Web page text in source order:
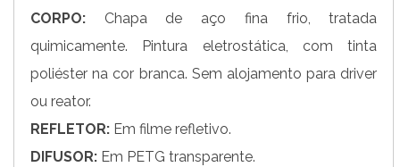
CORPO: Chapa de aço fina frio, tratada
quimicamente. Pintura eletrostática, com tinta
poliéster na cor branca. Sem alojamento para driver
ou reator.
REFLETOR: Em filme refletivo.
DIFUSOR: Em PETG transparente.